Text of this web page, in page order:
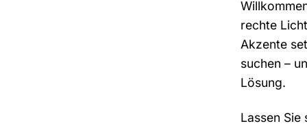
rechte
Akzente
suchen –
Lösung.
Lassen